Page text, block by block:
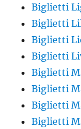
Biglietti
Biglietti
Biglietti
Biglietti
Biglietti
Biglietti
Biglietti
Biglietti